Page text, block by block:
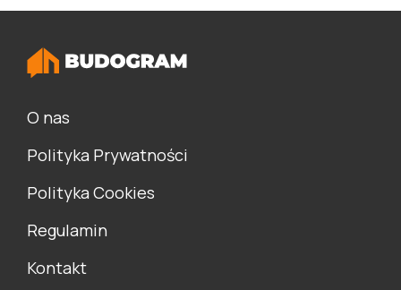
O nas
Polityka Prywatności
Polityka Cookies
Regulamin
Kontakt